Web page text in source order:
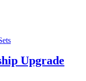
Upgrade